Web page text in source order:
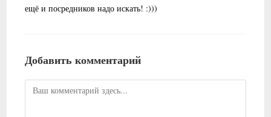
ещё и посредников надо искать! :)))
Добавить комментарий
Комментарий